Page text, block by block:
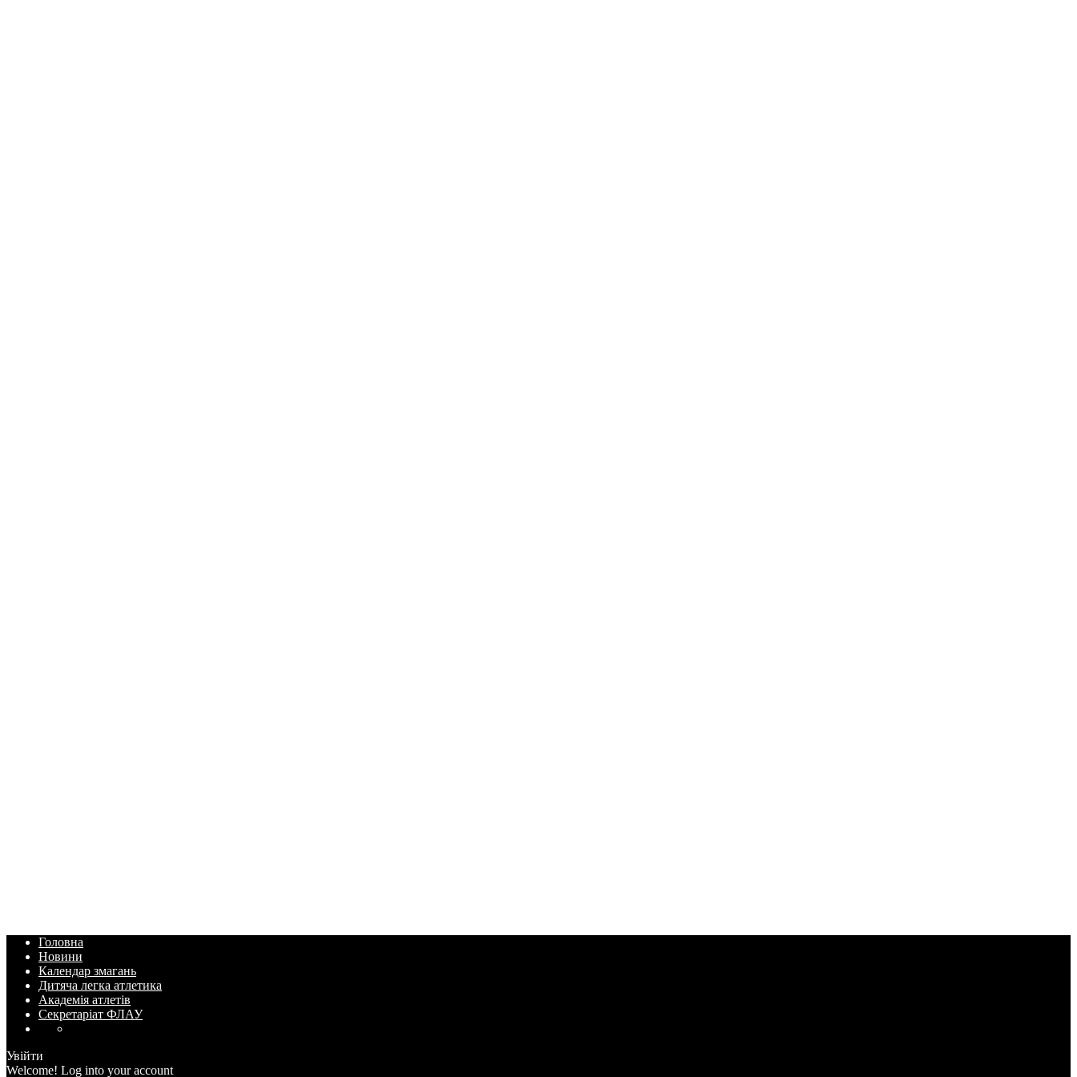
Головна
Новини
Календар змагань
Дитяча легка атлетика
Академія атлетів
Секретаріат ФЛАУ
Увійти
Welcome! Log into your account